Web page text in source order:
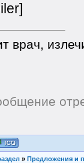
врач,
» Предложения и